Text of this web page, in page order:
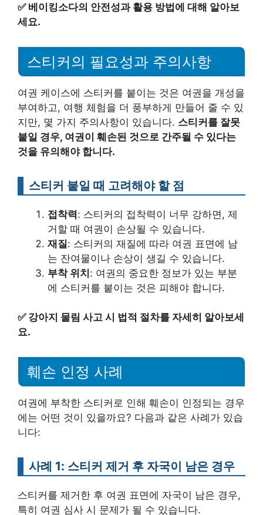
✅ 베이킹소다의 안전성과 활용 방법에 대해 알아보
세요.
스티커의 필요성과 주의사항
여권 케이스에 스티커를 붙이는 것은 여권을 개성을
부여하고, 여행 체험을 더 풍부하게 만들어 줄 수 있
지만, 몇 가지 주의사항이 있습니다. 스티커를 잘못
붙일 경우, 여권이 훼손된 것으로 간주될 수 있다는
것을 유의해야 합니다.
스티커 붙일 때 고려해야 할 점
접착력: 스티커의 접착력이 너무 강하면, 제
거할 때 여권이 손상될 수 있습니다.
재질: 스티커의 재질에 따라 여권 표면에 남
는 잔여물이나 손상이 생길 수 있습니다.
부착 위치: 여권의 중요한 정보가 있는 부분
에 스티커를 붙이는 것은 피해야 합니다.
✅ 강아지 물림 사고 시 법적 절차를 자세히 알아보세
요.
훼손 인정 사례
여권에 부착한 스티커로 인해 훼손이 인정되는 경우
에는 어떤 것이 있을까요? 다음과 같은 사례가 있습
니다:
사례 1: 스티커 제거 후 자국이 남은 경우
스티커를 제거한 후 여권 표면에 자국이 남은 경우,
특히 여권 심사 시 문제가 될 수 있습니다.